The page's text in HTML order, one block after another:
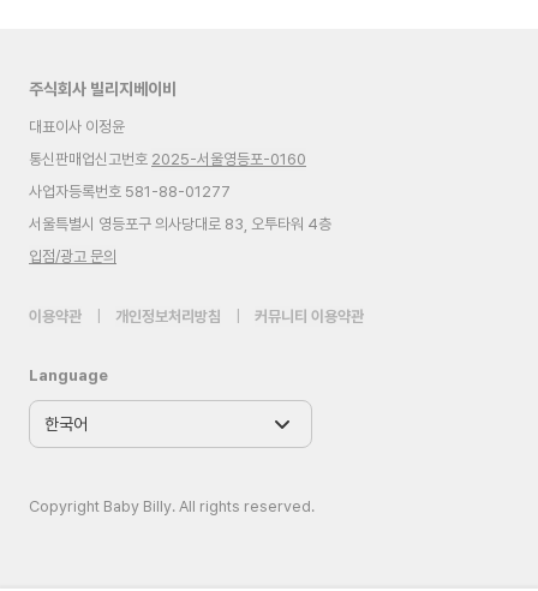
주식회사 빌리지베이비
대표이사 이정윤
통신판매업신고번호 2025-서울영등포-0160
사업자등록번호 581-88-01277
서울특별시 영등포구 의사당대로 83, 오투타워 4층
입점/광고 문의
이용약관 개인정보처리방침 커뮤니티 이용약관
Language
Copyright Baby Billy. All rights reserved.